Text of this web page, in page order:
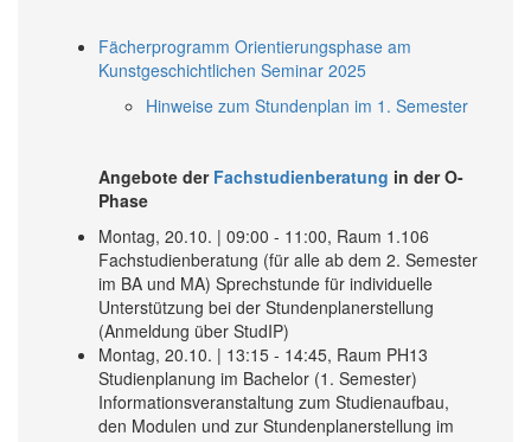
Fächerprogramm Orientierungsphase am
Kunstgeschichtlichen Seminar 2025
Hinweise zum Stundenplan im 1. Semester
Angebote der Fachstudienberatung in der O-
Phase
Montag, 20.10. | 09:00 - 11:00, Raum 1.106
Fachstudienberatung (für alle ab dem 2. Semester
im BA und MA) Sprechstunde für individuelle
Unterstützung bei der Stundenplanerstellung
(Anmeldung über StudIP)
Montag, 20.10. | 13:15 - 14:45, Raum PH13
Studienplanung im Bachelor (1. Semester)
Informationsveranstaltung zum Studienaufbau,
den Modulen und zur Stundenplanerstellung im